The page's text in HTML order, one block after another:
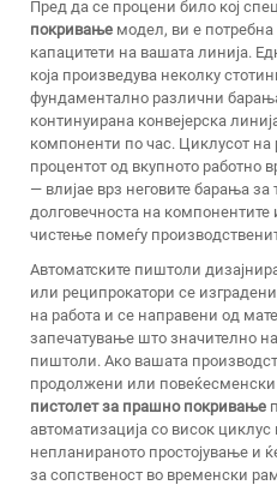
Пред да се процени било кој
покривање модел, ви е
капацитети на вашата линија.
која произведува неколку
фундаментално различни
континуирана конвејерска
компоненти по час. Циклусот на
процентот од вкупното работно
— влијае врз неговите барања
долговечноста на компонентите
чистење помеѓу
Автоматските пиштоли
или реципрокатори се
на работа и се направени од
запечатување што значително
пиштоли. Ако вашата
продолжени или
пистолет за прашно покривање
автоматизација со висок
непланираното простојување и
за сопственост во временски